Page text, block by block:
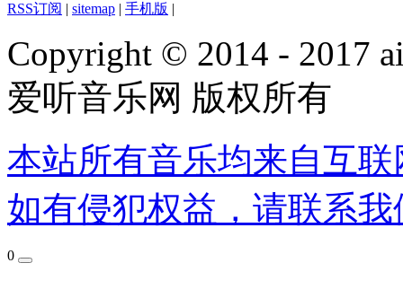
RSS订阅 | sitemap | 手机版 |
Copyright © 2014 - 2017
爱听音乐网 版权所有
本站所有音乐均来自互
如有侵犯权益，请联系
0